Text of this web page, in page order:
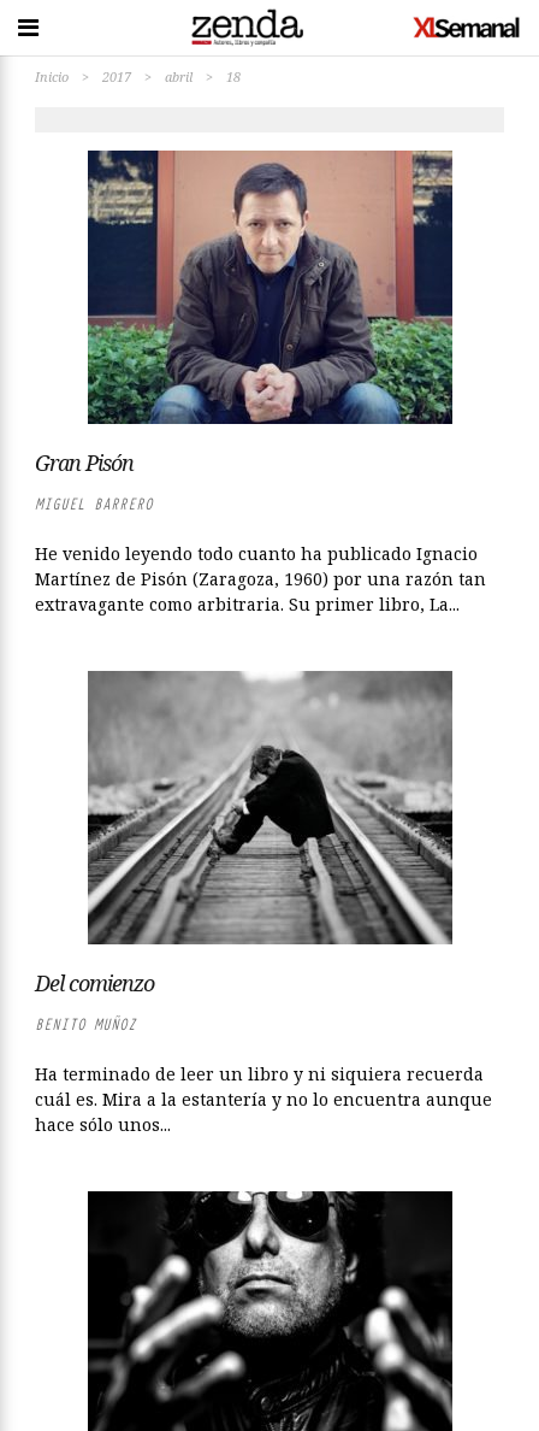
Inicio > 2017 > abril > 18
Gran Pisón
MIGUEL BARRERO
He venido leyendo todo cuanto ha publicado Ignacio
Martínez de Pisón (Zaragoza, 1960) por una razón tan
extravagante como arbitraria. Su primer libro, La...
Del comienzo
BENITO MUÑOZ
Ha terminado de leer un libro y ni siquiera recuerda
cuál es. Mira a la estantería y no lo encuentra aunque
hace sólo unos...